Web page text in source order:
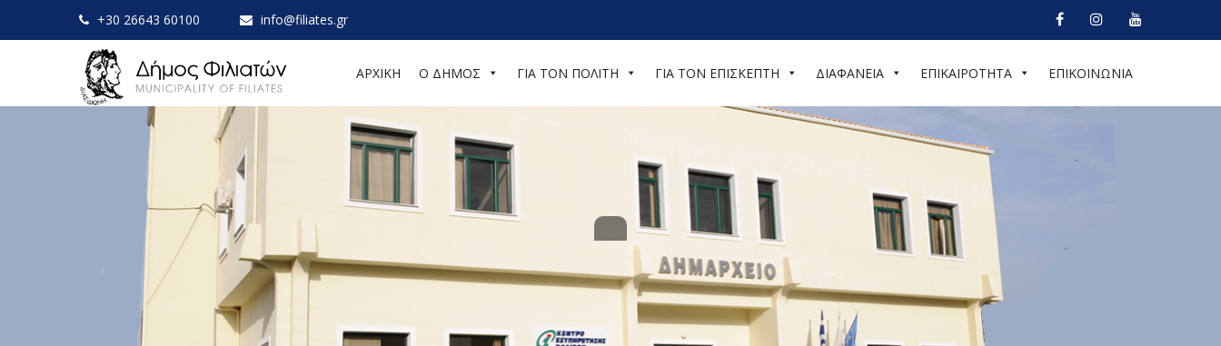
+30 26643 60100 info@filiates.gr
ΑΡΧΙΚΗ Ο ΔΗΜΟΣ ΓΙΑ ΤΟΝ ΠΟΛΙΤΗ ΓΙΑ ΤΟΝ ΕΠΙΣΚΕΠΤΗ ΔΙΑΦΑΝΕΙΑ ΕΠΙΚΑΙΡΟΤΗΤΑ ΕΠΙΚΟΙΝΩΝΙΑ